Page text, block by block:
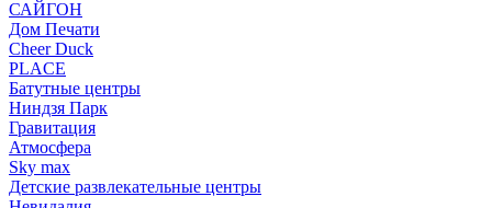
САЙГОН
Дом Печати
Cheer Duck
PLACE
Батутные центры
Ниндзя Парк
Гравитация
Атмосфера
Sky max
Детские развлекательные центры